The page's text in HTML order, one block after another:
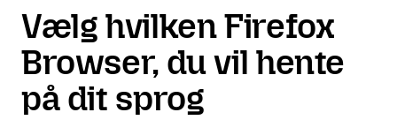
Vælg hvilken Firefox
Browser, du vil hente
på dit sprog